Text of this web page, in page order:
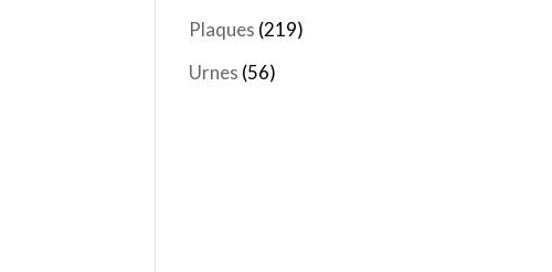
Plaques (219)
Urnes (56)